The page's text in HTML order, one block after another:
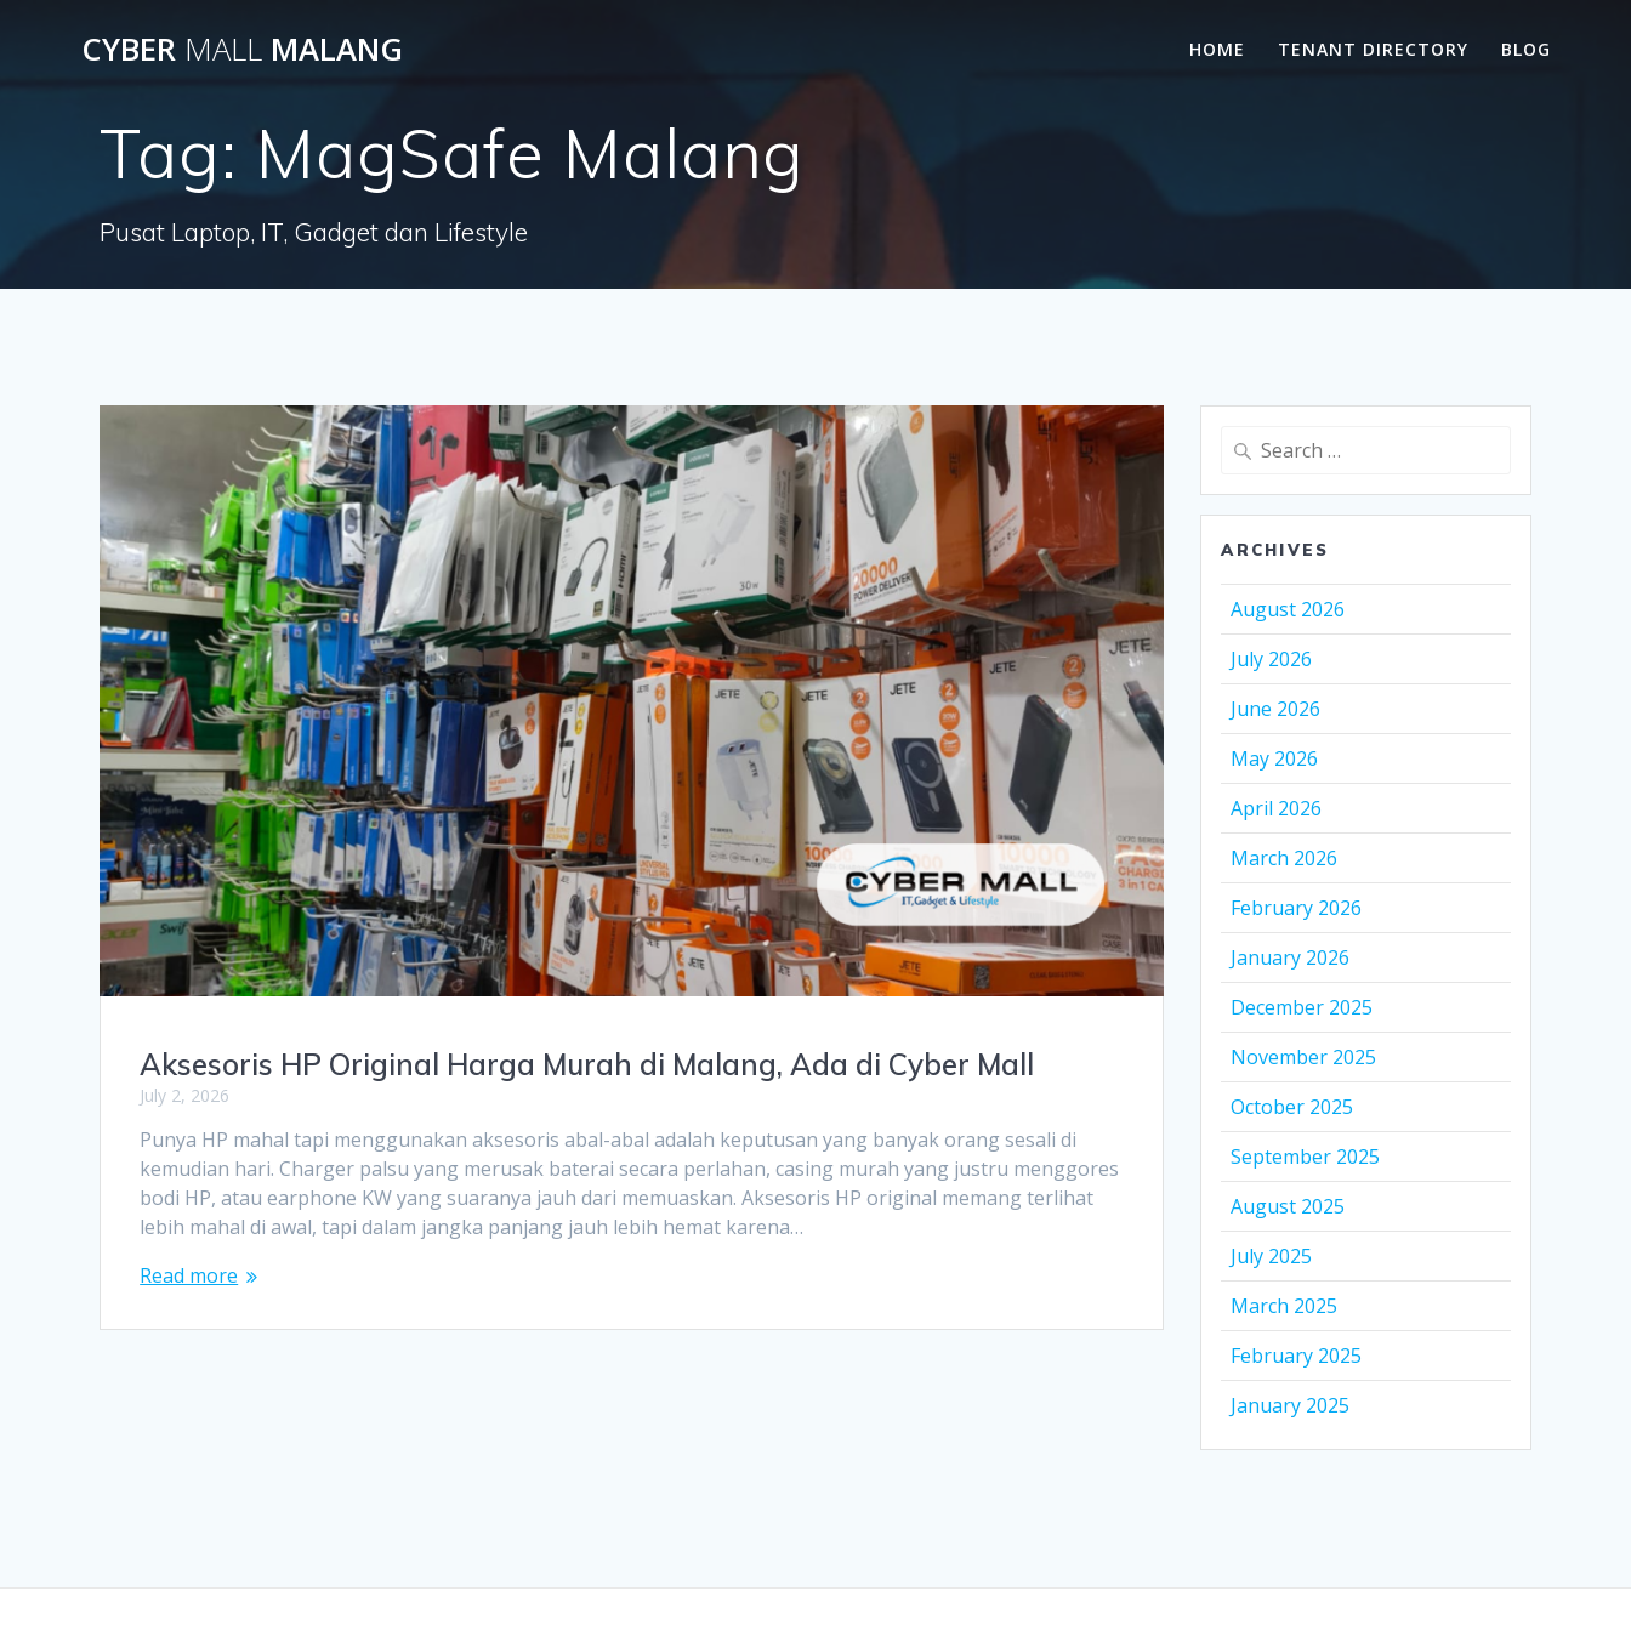
CYBER MALL MALANG HOME TENANT DIRECTORY BLOG
Tag: MagSafe Malang
Pusat Laptop, IT, Gadget dan Lifestyle
Aksesoris HP Original Harga Murah di Malang, Ada di Cyber Mall
July 2, 2026
Punya HP mahal tapi menggunakan aksesoris abal-abal adalah keputusan yang banyak orang sesali di
kemudian hari. Charger palsu yang merusak baterai secara perlahan, casing murah yang justru menggores
bodi HP, atau earphone KW yang suaranya jauh dari memuaskan. Aksesoris HP original memang terlihat
lebih mahal di awal, tapi dalam jangka panjang jauh lebih hemat karena…
Read more
Search
ARCHIVES
August 2026
July 2026
June 2026
May 2026
April 2026
March 2026
February 2026
January 2026
December 2025
November 2025
October 2025
September 2025
August 2025
July 2025
March 2025
February 2025
January 2025